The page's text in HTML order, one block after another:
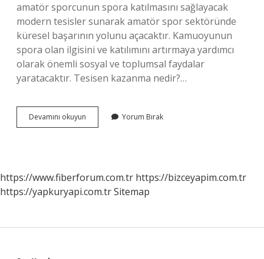
amatör sporcunun spora katılmasını sağlayacak
modern tesisler sunarak amatör spor sektöründe
küresel başarının yolunu açacaktır. Kamuoyunun
spora olan ilgisini ve katılımını artırmaya yardımcı
olarak önemli sosyal ve toplumsal faydalar
yaratacaktır. Tesisen kazanma nedir?…
Devamını okuyun
Edilmesi
Yorum Bırak
https://www.fiberforum.com.tr https://bizceyapim.com.tr
https://yapkuryapi.com.trSitemap